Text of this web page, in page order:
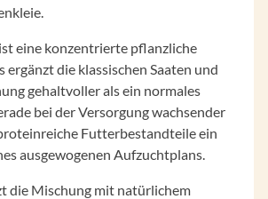
ist eine konzentrierte pflanzliche
ergänzt die klassischen Saaten und
gehaltvoller als ein normales
bei der Versorgung wachsender
Futterbestandteile ein
ausgewogenen Aufzuchtplans.
die Mischung mit natürlichem